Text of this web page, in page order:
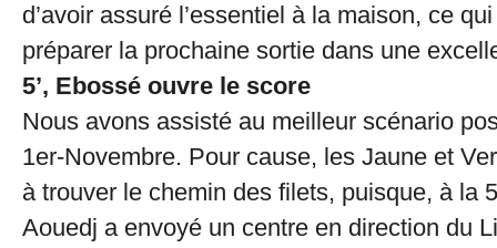
d’avoir assuré l’essentiel à la maison, ce
préparer la prochaine sortie dans une
5’, Ebossé ouvre le score
Nous avons assisté au meilleur scénario
1er-Novembre. Pour cause, les Jaune et
à trouver le chemin des filets, puisque, à la
Aouedj a envoyé un centre en direction du